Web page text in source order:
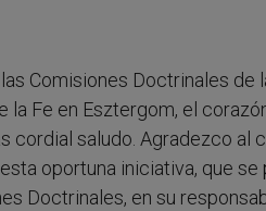
Comisiones Doctrinales de
Fe en Esztergom, el
cordial saludo. Agradezco al
oportuna iniciativa, que
Doctrinales, en su